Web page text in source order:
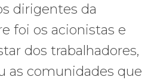
dirigentes da
foi os acionistas e
dos trabalhadores,
as comunidades que